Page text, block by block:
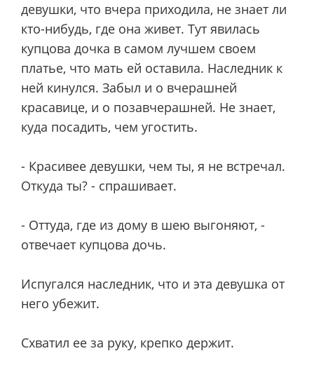
девушки, что вчера приходила, не знает ли
кто-нибудь, где она живет. Тут явилась
купцова дочка в самом лучшем своем
платье, что мать ей оставила. Наследник к
ней кинулся. Забыл и о вчерашней
красавице, и о позавчерашней. Не знает,
куда посадить, чем угостить.
- Красивее девушки, чем ты, я не встречал.
Откуда ты? - спрашивает.
- Оттуда, где из дому в шею выгоняют, -
отвечает купцова дочь.
Испугался наследник, что и эта девушка от
него убежит.
Схватил ее за руку, крепко держит.